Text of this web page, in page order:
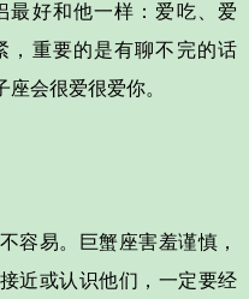
好和他一样：爱吃、爱
，重要的是有聊不完的话
座会很爱很爱你。
易。巨蟹座害羞谨慎，
近或认识他们，一定要经